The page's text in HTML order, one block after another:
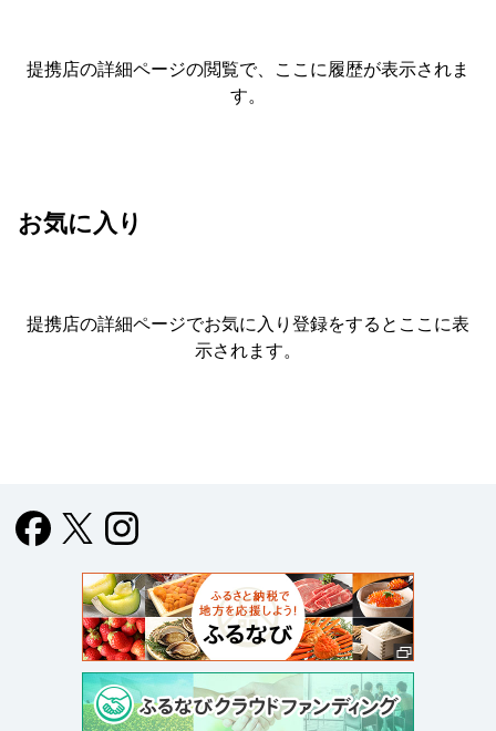
提携店の詳細ページの閲覧で、ここに履歴が表示されま
す。
お気に入り
提携店の詳細ページでお気に入り登録をすると ここに表
示されます。